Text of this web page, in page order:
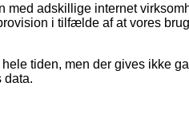
med adskillige internet
i tilfælde af at vores
tiden, men der gives ikke
data.